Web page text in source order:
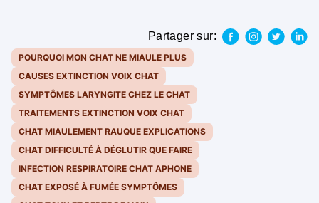
Partager sur:
POURQUOI MON CHAT NE MIAULE PLUS
CAUSES EXTINCTION VOIX CHAT
SYMPTÔMES LARYNGITE CHEZ LE CHAT
TRAITEMENTS EXTINCTION VOIX CHAT
CHAT MIAULEMENT RAUQUE EXPLICATIONS
CHAT DIFFICULTÉ À DÉGLUTIR QUE FAIRE
INFECTION RESPIRATOIRE CHAT APHONE
CHAT EXPOSÉ À FUMÉE SYMPTÔMES